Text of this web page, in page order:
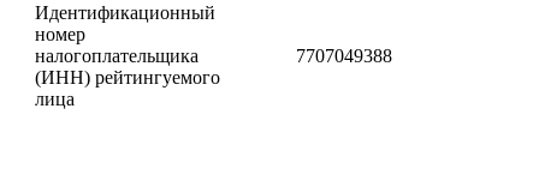
Идентификационный
номер
налогоплательщика
(ИНН) рейтингуемого
лица
7707049388